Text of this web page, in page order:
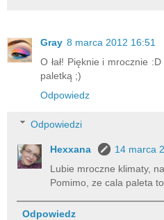
Gray 8 marca 2012 16:51
O łał! Pięknie i mrocznie
paletką ;)
Odpowiedz
Odpowiedzi
Hexxana
14 marca
Lubie mroczne klimaty,
Pomimo, ze cala paleta
Odpowiedz